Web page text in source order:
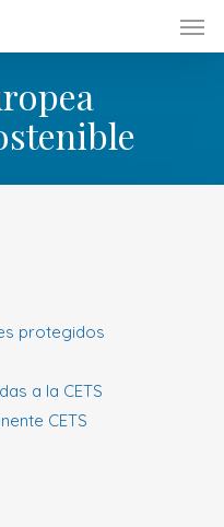
protegidos
a la CETS
CETS